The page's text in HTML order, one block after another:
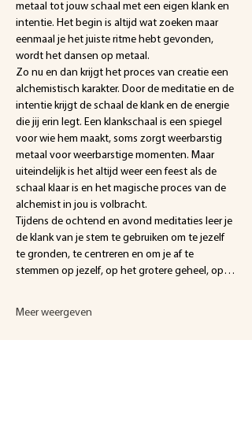
metaal tot jouw schaal met een eigen klank en
intentie. Het begin is altijd wat zoeken maar
eenmaal je het juiste ritme hebt gevonden,
wordt het dansen op metaal.
Zo nu en dan krijgt het proces van creatie een
alchemistisch karakter. Door de meditatie en de
intentie krijgt de schaal de klank en de energie
die jij erin legt. Een klankschaal is een spiegel
voor wie hem maakt, soms zorgt weerbarstig
metaal voor weerbarstige momenten. Maar
uiteindelijk is het altijd weer een feest als de
schaal klaar is en het magische proces van de
alchemist in jou is volbracht.
Tijdens de ochtend en avond meditaties leer je
de klank van je stem te gebruiken om te jezelf
te gronden, te centreren en om je af te
stemmen op jezelf, op het grotere geheel, op…
Meer weergeven